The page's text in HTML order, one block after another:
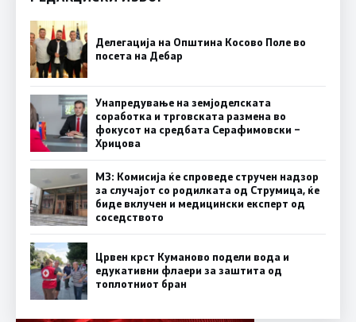
Делегација на Општина Косово Поле во
посета на Дебар
Унапредување на земјоделската
соработка и трговската размена во
фокусот на средбата Серафимовски –
Хрицова
МЗ: Комисија ќе спроведе стручен надзор
за случајот со родилката од Струмица, ќе
биде вклучен и медицински експерт од
соседството
Црвен крст Куманово подели вода и
едукативни флаери за заштита од
топлотниот бран